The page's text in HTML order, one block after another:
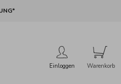
Einloggen